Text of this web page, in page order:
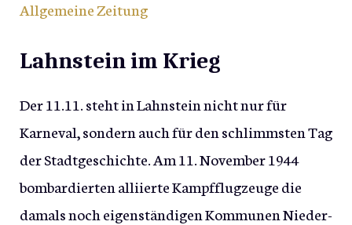
Allgemeine Zeitung
Lahnstein im Krieg
Der 11.11. steht in Lahnstein nicht nur für
Karneval, sondern auch für den schlimmsten Tag
der Stadtgeschichte. Am 11. November 1944
bombardierten alliierte Kampfflugzeuge die
damals noch eigenständigen Kommunen Nieder-